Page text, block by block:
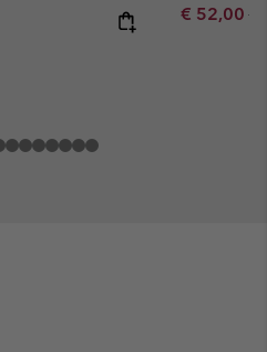
Sale price:
€ 52,00€